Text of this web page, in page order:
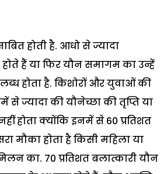
होती है. आधो से ज्यादा
होते हैं या फिर यौन समागम का उन्हें
होता है. किशोरों और युवाओं की
से ज्यादा की यौनेच्छा की तृप्ति या
होता क्योंकि इनमें से 60 प्रतिशत
मौका होता है किसी महिला या
का. 70 प्रतिशत बलात्कारी यौन